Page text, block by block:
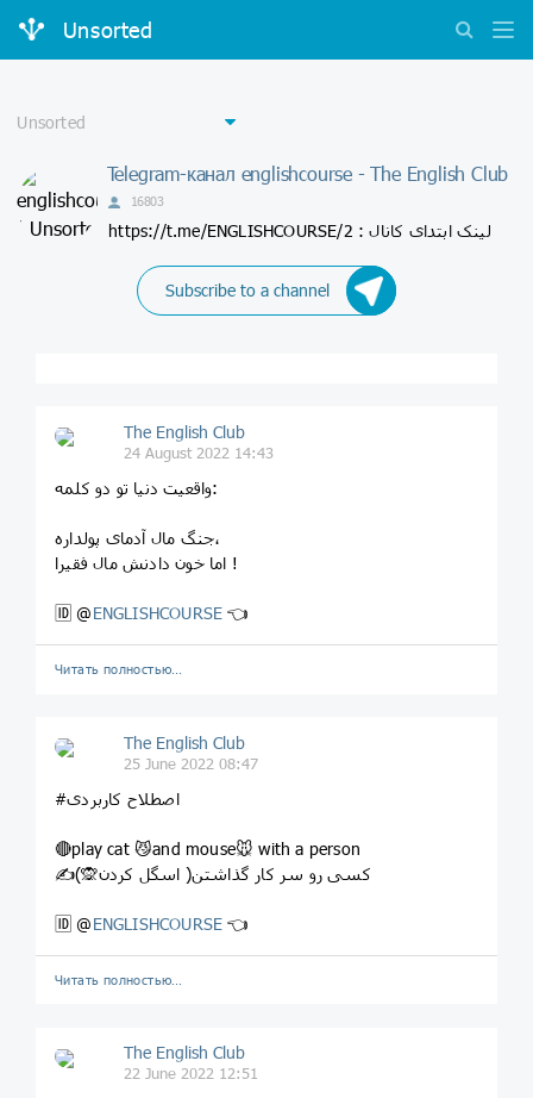
Unsorted
Telegram-канал englishcourse - The English Club
16803
https://t.me/ENGLISHCOURSE/2 : لینک ابتدای کانال
Subscribe to a channel
The English Club
24 August 2022 14:43
واقعیت دنیا تو دو کلمه:
جنگ مال آدمای پولداره،
اما خون دادنش مال فقیرا !
🆔 @ENGLISHCOURSE 👈
Читать полностью…
The English Club
25 June 2022 08:47
#اصطلاح کاربردی
🔴play cat 😼and mouse🐭 with a person
✍کسی رو سر کار گذاشتن( اسگل کردن🙊)
🆔 @ENGLISHCOURSE 👈
Читать полностью…
The English Club
22 June 2022 12:51